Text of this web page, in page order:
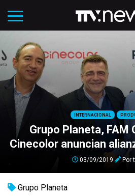
INTERNACIONAL
Grupo Planeta, FAM
Cinecolor anuncian
03/09/2019 Por
Grupo Planeta